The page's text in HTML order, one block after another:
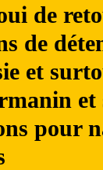
de
de
et
et
pour